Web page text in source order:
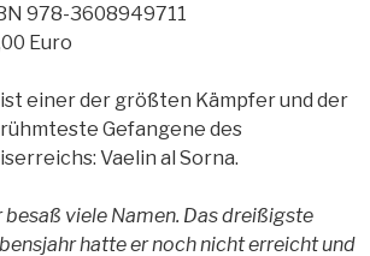
978-3608949711
Euro
ist einer der größten Kämpfer und der
Gefangene des
Vaelin al Sorna.
besaß viele Namen. Das dreißigste
hatte er noch nicht erreicht und